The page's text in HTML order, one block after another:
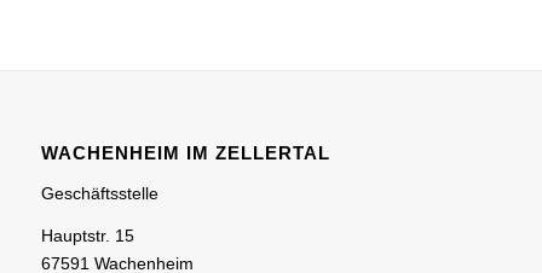
WACHENHEIM IM ZELLERTAL
Geschäftsstelle
Hauptstr. 15
67591 Wachenheim